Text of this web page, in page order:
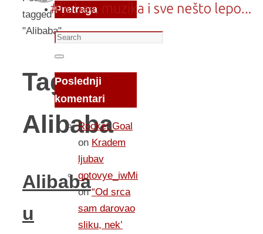
tagged
"Alibaba"
Tag:
Alibaba
Alibaba
u
Pretraga
Search
for:
Search
Poslednji
komentari
Rocket Goal
on Kradem
ljubav
gotovye_iwMi
on“Od srca
sam darovao
sliku, nek’